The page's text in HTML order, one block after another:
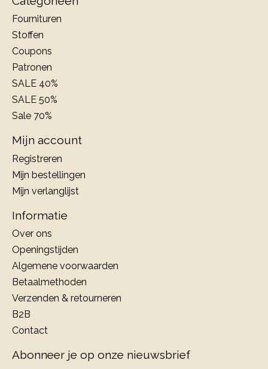
Fournituren
Stoffen
Coupons
Patronen
SALE 40%
SALE 50%
Sale 70%
Mijn account
Registreren
Mijn bestellingen
Mijn verlanglijst
Informatie
Over ons
Openingstijden
Algemene voorwaarden
Betaalmethoden
Verzenden & retourneren
B2B
Contact
Abonneer je op onze nieuwsbrief